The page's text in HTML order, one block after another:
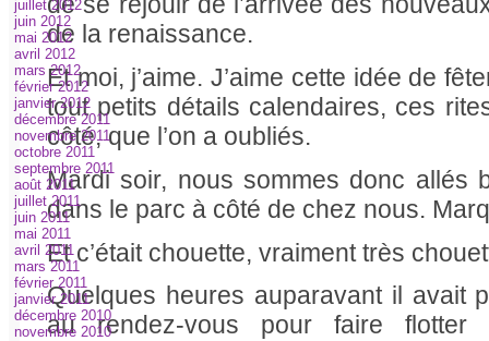
juillet 2012
juin 2012
mai 2012
avril 2012
mars 2012
février 2012
janvier 2012
décembre 2011
novembre 2011
octobre 2011
septembre 2011
août 2011
juillet 2011
juin 2011
mai 2011
avril 2011
mars 2011
février 2011
janvier 2011
décembre 2010
novembre 2010
de la renaissance.
Et moi, j’aime. J’aime cette idée de
tout petits détails calendaires, ces
côté, que l’on a oubliés.
Mardi soir, nous sommes donc allés
dans le parc à côté de chez nous.
Et c’était chouette, vraiment très
Quelques heures auparavant il avait
au rendez-vous pour faire flotter